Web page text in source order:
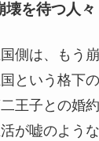
壊を待つ人々
側は、もう
という格下
王子との婚
が嘘のよう